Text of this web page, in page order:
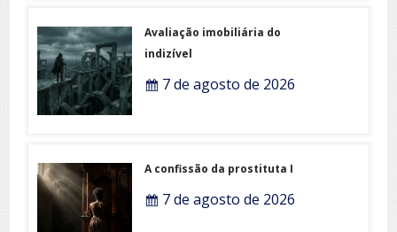
Avaliação imobiliária do
indizível
7 de agosto de 2026
A confissão da prostituta I
7 de agosto de 2026